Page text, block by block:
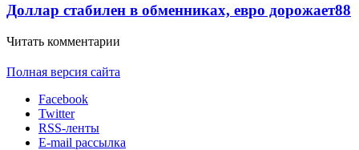
Доллар стабилен в обменниках, евро дорожает88
Читать комментарии
Полная версия сайта
Facebook
Twitter
RSS-ленты
E-mail рассылка